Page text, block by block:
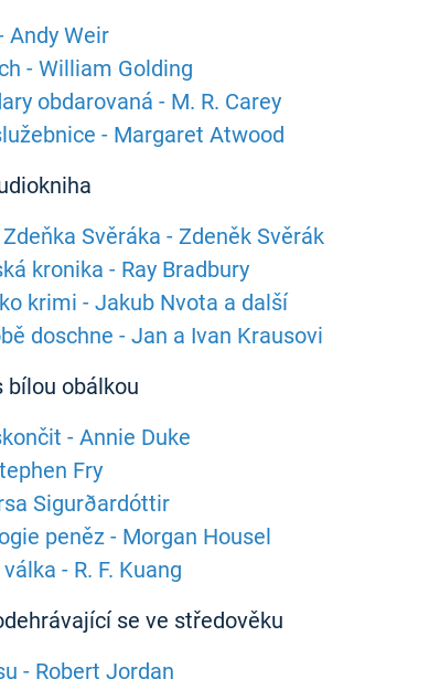
Andy Weir
- William Golding
obdarovaná - M. R. Carey
- Margaret Atwood
Svěráka - Zdeněk Svěrák
kronika - Ray Bradbury
krimi - Jakub Nvota a další
doschne - Jan a Ivan Krausovi
bílou obálkou
- Annie Duke
Fry
Sigurðardóttir
peněz - Morgan Housel
- R. F. Kuang
se ve středověku
- Robert Jordan